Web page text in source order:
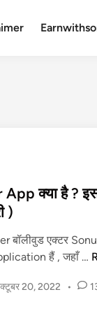
क्या है ?
)
बॉलीवुड एक्टर Sonu
हैं , जहाँ … E
p
20, 2022 •